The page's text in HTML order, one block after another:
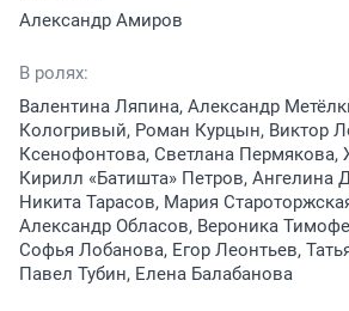
Александр Амиров
В ролях:
Валентина Ляпина, Александр
Кологривый, Роман Курцын, Виктор
Ксенофонтова, Светлана
Кирилл «Батишта» Петров, Ангелина
Никита Тарасов, Мария
Александр Обласов, Вероника
Софья Лобанова, Егор Леонтьев,
Павел Тубин, Елена Балабанова